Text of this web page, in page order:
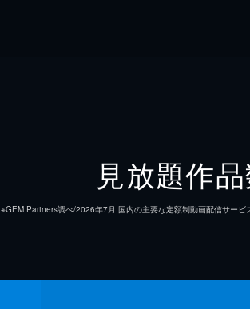
見放題作
※GEM Partners調べ/2026年7⽉ 国内の主要な定額制動画配信サー